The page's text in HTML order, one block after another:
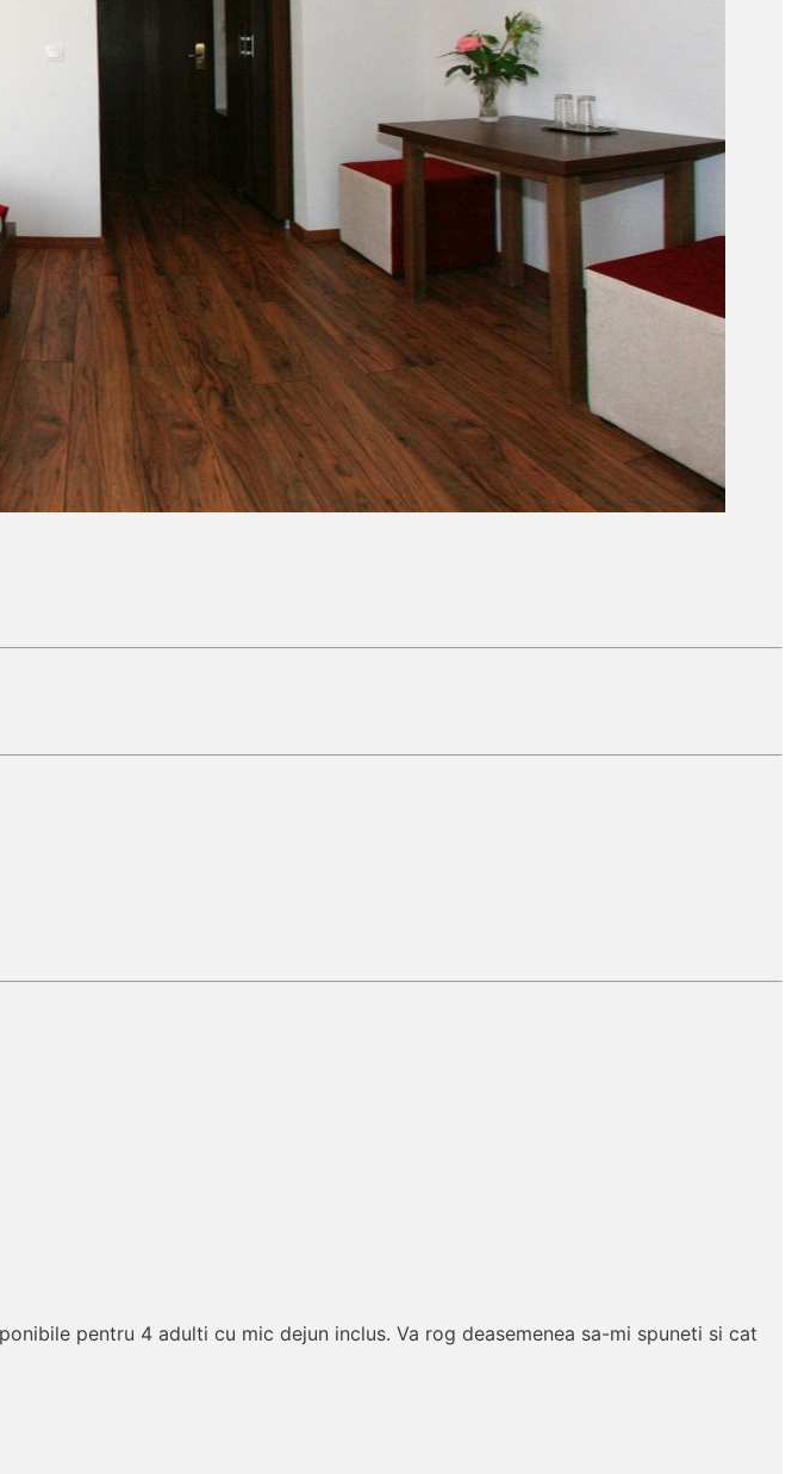
pentru 4 adulti cu mic dejun inclus. Va rog deasemenea sa-mi spuneti si cat